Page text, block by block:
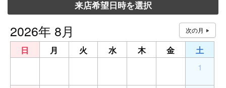
来店希望日時を選択
2026年 8月
日 月 火 水 木 金
土
1